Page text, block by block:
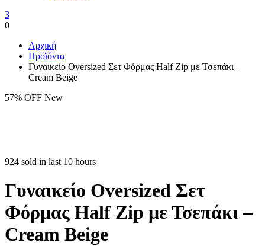
3
0
Αρχική
Προϊόντα
Γυναικείο Oversized Σετ Φόρμας Half Zip με Τσεπάκι –
Cream Beige
57% OFF New
924 sold in last 10 hours
Γυναικείο Oversized Σετ
Φόρμας Half Zip με Τσεπάκι –
Cream Beige